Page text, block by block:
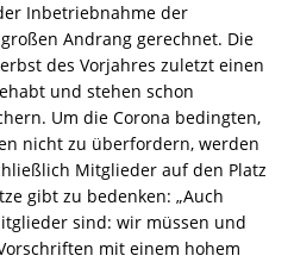
Inbetriebnahme der
Andrang gerechnet. Die
des Vorjahres zuletzt einen
und stehen schon
Um die Corona bedingten,
nicht zu überfordern, werden
Mitglieder auf den Platz
gibt zu bedenken: „Auch
sind: wir müssen und
mit einem hohem